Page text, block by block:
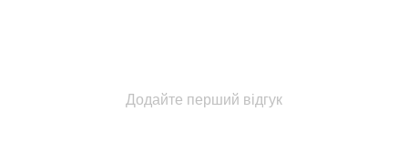
Додайте перший відгук